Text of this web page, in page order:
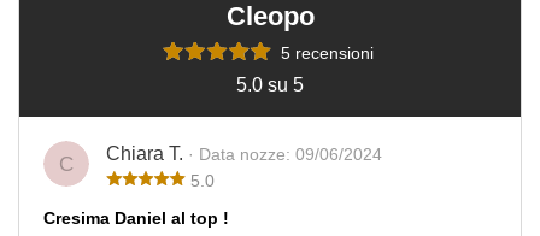
Cleopo
5 recensioni
5.0 su 5
C Chiara T. · Data nozze: 09/06/2024
5.0
Cresima Daniel al top !